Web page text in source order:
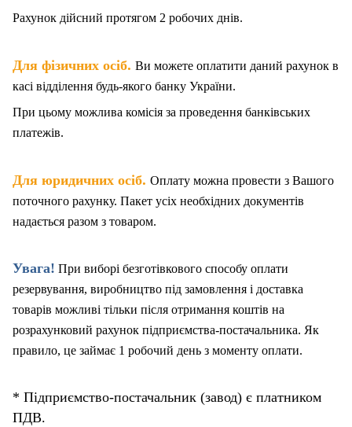
Рахунок дійсний протягом 2 робочих днів.
Для фізичних осіб. Ви можете оплатити даний рахунок в
касі відділення будь-якого банку України.
При цьому можлива комісія за проведення банківських
платежів.
Для юридичних осіб. Оплату можна провести з Вашого
поточного рахунку. Пакет усіх необхідних документів
надається разом з товаром.
Увага! При виборі безготівкового способу оплати
резервування, виробництво під замовлення і доставка
товарів можливі тільки після отримання коштів на
розрахунковий рахунок підприємства-постачальника. Як
правило, це займає 1 робочий день з моменту оплати.
* Підприємство-постачальник (завод) є платником
ПДВ.